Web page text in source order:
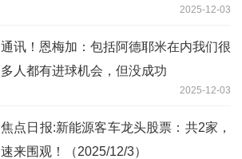
2025-12-03
通讯！恩梅加：包括阿德耶米在内我们很
多人都有进球机会，但没成功
2025-12-03
焦点日报:新能源客车龙头股票：共2家，
速来围观！（2025/12/3）